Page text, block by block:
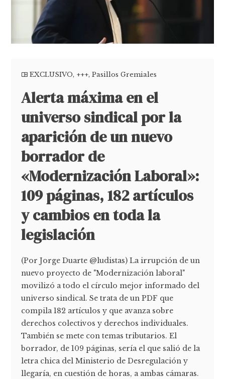
EXCLUSIVO, +++,Pasillos Gremiales
Alerta máxima en el
universo sindical por la
aparición de un nuevo
borrador de
«Modernización Laboral»:
109 páginas, 182 artículos
y cambios en toda la
legislación
(Por Jorge Duarte @ludistas) La irrupción de un
nuevo proyecto de "Modernización laboral"
movilizó a todo el círculo mejor informado del
universo sindical. Se trata de un PDF que
compila 182 artículos y que avanza sobre
derechos colectivos y derechos individuales.
También se mete con temas tributarios. El
borrador, de 109 páginas, sería el que salió de la
letra chica del Ministerio de Desregulación y
llegaría, en cuestión de horas, a ambas cámaras.